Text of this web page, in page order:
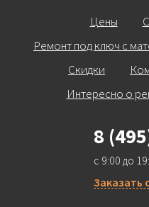
8
с 9:00 до
Заказать
Цены
Ремонт под ключ с
Скидки
Интересно о